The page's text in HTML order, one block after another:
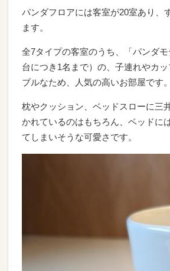
パンダフロアには客室が20室あり、
ます。
全7タイプの客室のうち、「パンダ
台につき1名まで）の、子連れやカ
ブルなため、人気の高いお部屋です。
枕やクッション、ベッドスローに三
かれているのはもちろん、ベッドに
てしまいそうな可愛さです。